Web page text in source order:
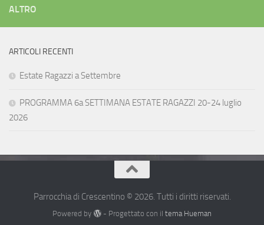
ALTRO
ARTICOLI RECENTI
Estate Ragazzi a Settembre
PROGRAMMA 6a SETTIMANA ESTATE RAGAZZI 20-24 luglio
2026
Parrocchia di Crescentino © 2026. Tutti i diritti riservati.
Powered by - Progettato con il tema Hueman